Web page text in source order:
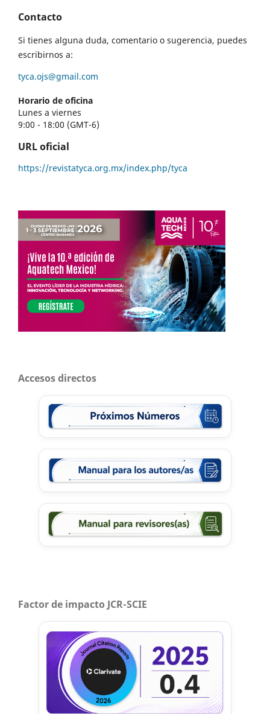
Contacto
Si tienes alguna duda, comentario o sugerencia, puedes
escribirnos a:
tyca.ojs@gmail.com
Horario de oficina
Lunes a viernes
9:00 - 18:00 (GMT-6)
URL oficial
https://revistatyca.org.mx/index.php/tyca
Accesos directos
Factor de impacto JCR-SCIE